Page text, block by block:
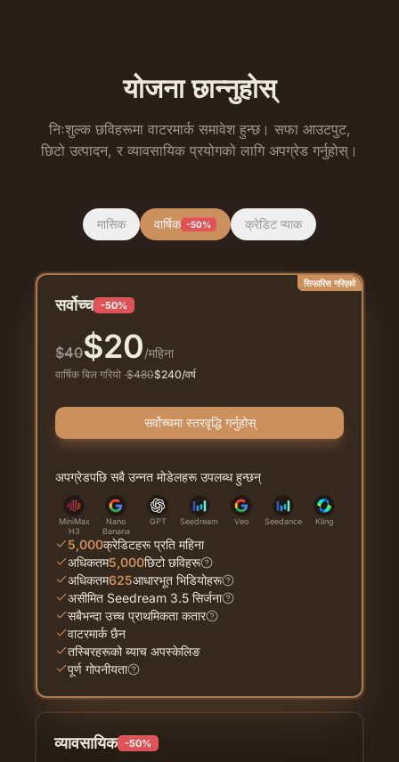
योजना छान्नुहोस्
निःशुल्क छविहरूमा वाटरमार्क समावेश हुन्छ। सफा आउटपुट,
छिटो उत्पादन, र व्यावसायिक प्रयोगको लागि अपग्रेड गर्नुहोस्।
मासिक वार्षिक -50% क्रेडिट प्याक
व्यावसायिक -50%
सिफारिस गरिएको
सर्वोच्च -50%
$40$20/महिना
वार्षिक बिल गरियो ·$480$240/वर्ष
सर्वोच्चमा स्तरवृद्धि गर्नुहोस्
अपग्रेडपछि सबै उन्नत मोडेलहरू उपलब्ध हुन्छन्
MiniMax
H3
Nano
Banana
GPT Seedream Veo Seedance Kling
5,000क्रेडिटहरू प्रति महिना
अधिकतम5,000छिटो छविहरू
अधिकतम625आधारभूत भिडियोहरू
असीमित Seedream 3.5 सिर्जना
सबैभन्दा उच्च प्राथमिकता कतार
वाटरमार्क छैन
तस्बिरहरूको ब्याच अपस्केलिङ
पूर्ण गोपनीयता